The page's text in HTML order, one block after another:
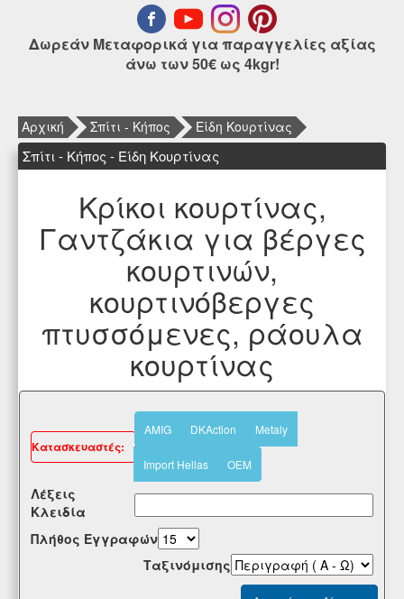
Δωρεάν Μεταφορικά για παραγγελίες αξίας
άνω των 50€ ως 4kgr!
Αρχική Σπίτι - Κήπος Είδη Κουρτίνας
Σπίτι - Κήπος - Είδη Κουρτίνας
Κρίκοι κουρτίνας,
Γαντζάκια για βέργες
κουρτινών,
κουρτινόβεργες
πτυσσόμενες, ράουλα
κουρτίνας
Kατασκευαστές:
AMIG DKAction Metaly
Import Hellas OEM
Λέξεις
Κλειδία
Πλήθος Εγγραφών
Tαξινόμισης